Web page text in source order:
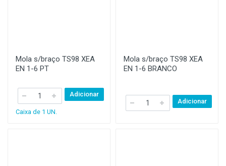
Mola s/braço TS98 XEA
EN 1-6 PT
Adicionar
Caixa de 1 UN.
Mola s/braço TS98 XEA
EN 1-6 BRANCO
Adicionar